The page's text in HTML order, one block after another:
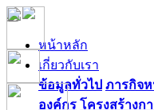
หน้าหลัก
เกี่ยวกับเรา
ข้อมูลทั่วไป ภารกิจ
องค์กร โครงสร้างก